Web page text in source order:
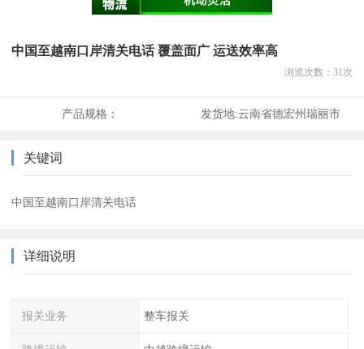
中国至越南口岸清关电话 覆盖面广 运送效率高
浏览次数： 31 次
产品规格： 发货地:云南省德宏州瑞丽市
关键词
中国至越南口岸清关电话
详细说明
报关业务 整车报关